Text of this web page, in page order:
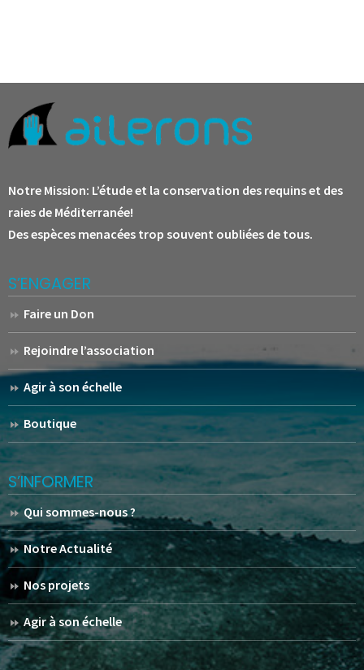
Notre Mission: L’étude et la conservation des requins et des
raies de Méditerranée!
Des espèces menacées trop souvent oubliées de tous.
S’ENGAGER
Faire un Don
Rejoindre l’association
Agir à son échelle
Boutique
S’INFORMER
Qui sommes-nous ?
Notre Actualité
Nos projets
Agir à son échelle